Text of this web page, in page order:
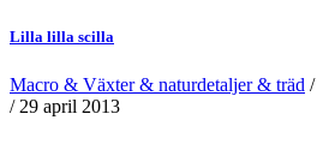
Lilla lilla scilla
Macro & Växter & naturdetaljer & träd /
/ 29 april 2013